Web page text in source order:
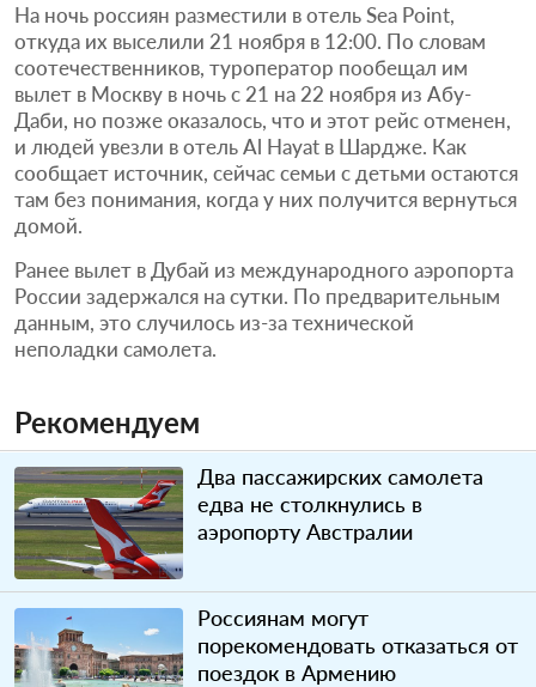
На ночь россиян разместили в отель Sea Point,
откуда их выселили 21 ноября в 12:00. По словам
соотечественников, туроператор пообещал им
вылет в Москву в ночь с 21 на 22 ноября из Абу-
Даби, но позже оказалось, что и этот рейс отменен,
и людей увезли в отель Al Hayat в Шардже. Как
сообщает источник, сейчас семьи с детьми остаются
там без понимания, когда у них получится вернуться
домой.
Ранее вылет в Дубай из международного аэропорта
России задержался на сутки. По предварительным
данным, это случилось из-за технической
неполадки самолета.
Рекомендуем
Два пассажирских самолета
едва не столкнулись в
аэропорту Австралии
Россиянам могут
порекомендовать отказаться от
поездок в Армению